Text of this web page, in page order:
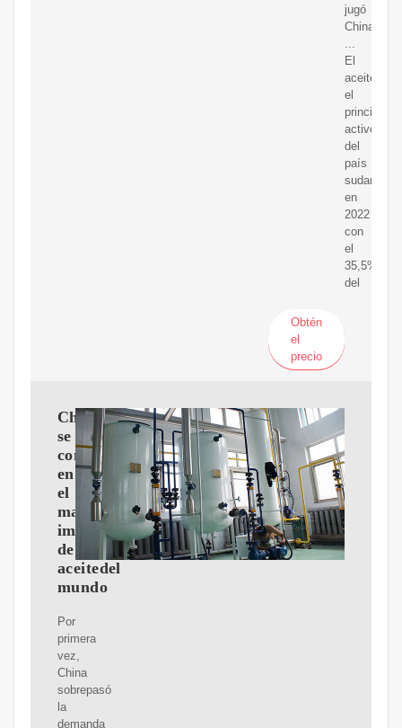
jugó
China)
El
aceitefue
el
principal
activo
del
país
en
2022
con
el
35,5%
del
Obtén
el
precio
China
se
convierte
en
el
mayor
importador
de
aceitedel
mundo
Por
primera
vez,
China
sobrepasó
la
demanda